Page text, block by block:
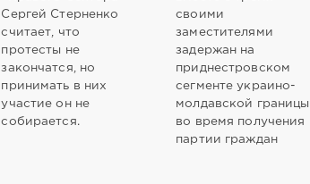
Сергей Стерненко
считает, что
протесты не
закончатся, но
принимать в них
участие он не
собирается.
своими
заместителями
задержан на
приднестровском
сегменте украино-
молдавской границы
во время получения
партии граждан